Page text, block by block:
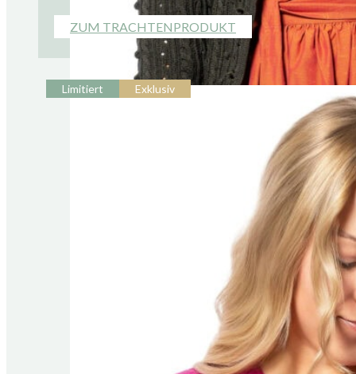
ZUM TRACHTENPRODUKT
Limitiert Exklusiv